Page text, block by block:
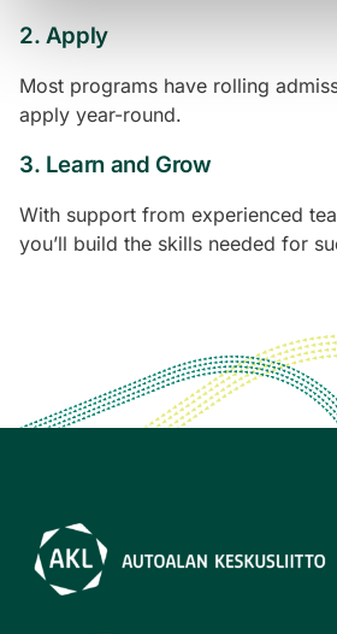
2. Apply
Most programs have rolling
apply year-round.
3. Learn and Grow
With support from experienced
you’ll build the skills needed for
Autoalan
keskusliitto